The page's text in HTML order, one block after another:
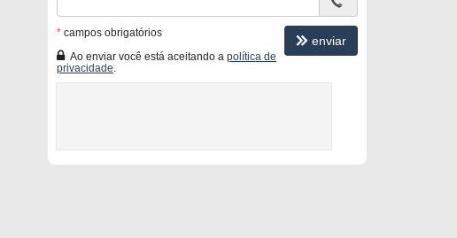
* campos obrigatórios
Ao enviar você está aceitando a política de
privacidade
enviar